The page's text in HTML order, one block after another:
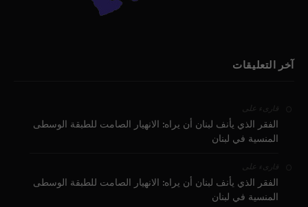
آخر التعليقات
قارىء على
الفقر الذي يأنف لبنان أن يراه: الانهيار الصامت للطبقة الوسطى
المنسية في لبنان
قارىء على
الفقر الذي يأنف لبنان أن يراه: الانهيار الصامت للطبقة الوسطى
المنسية في لبنان